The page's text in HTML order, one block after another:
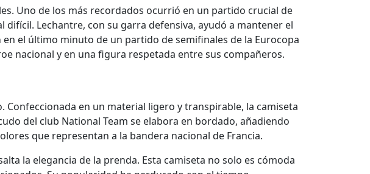
Uno de los más recordados ocurrió en un partido crucial de
Lechantre, con su garra defensiva, ayudó a mantener el
el último minuto de un partido de semifinales de la Eurocopa
nacional y en una figura respetada entre sus compañeros.
en un material ligero y transpirable, la camiseta
del club National Team se elabora en bordado, añadiendo
que representan a la bandera nacional de Francia.
la elegancia de la prenda. Esta camiseta no solo es cómoda